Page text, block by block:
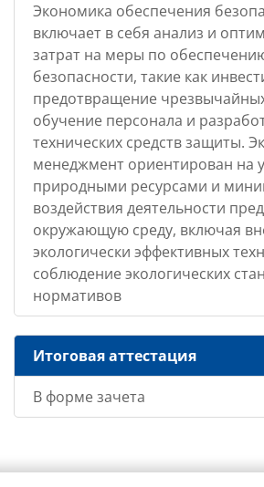
Экономика обеспечения
включает в себя анализ и
затрат на меры по
безопасности, такие как
предотвращение
обучение персонала и
технических средств защиты.
менеджмент ориентирован на
природными ресурсами и
воздействия деятельности
окружающую среду, включая
экологически эффективных
соблюдение экологических
нормативов
Итоговая аттестация
В форме зачета